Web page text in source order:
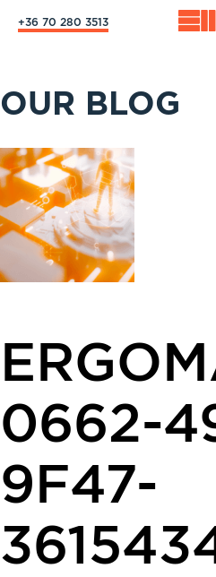
+36 70 280 3513
OUR BLOG
0662-
9F47-